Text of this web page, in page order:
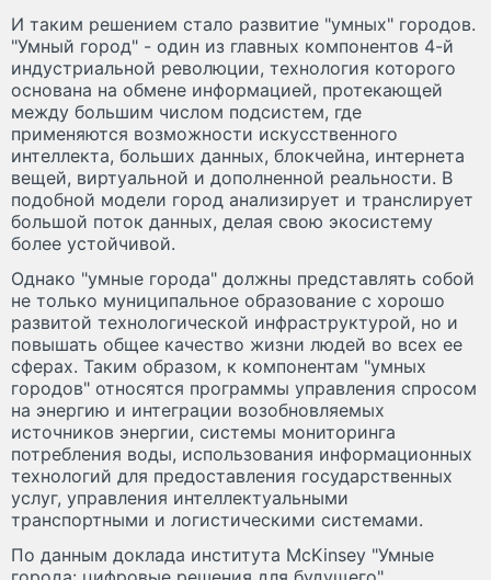
И таким решением стало развитие "умных" городов.
"Умный город" - один из главных компонентов 4-й
индустриальной революции, технология которого
основана на обмене информацией, протекающей
между большим числом подсистем, где
применяются возможности искусственного
интеллекта, больших данных, блокчейна, интернета
вещей, виртуальной и дополненной реальности. В
подобной модели город анализирует и транслирует
большой поток данных, делая свою экосистему
более устойчивой.
Однако "умные города" должны представлять собой
не только муниципальное образование с хорошо
развитой технологической инфраструктурой, но и
повышать общее качество жизни людей во всех ее
сферах. Таким образом, к компонентам "умных
городов" относятся программы управления спросом
на энергию и интеграции возобновляемых
источников энергии, системы мониторинга
потребления воды, использования информационных
технологий для предоставления государственных
услуг, управления интеллектуальными
транспортными и логистическими системами.
По данным доклада института McKinsey "Умные